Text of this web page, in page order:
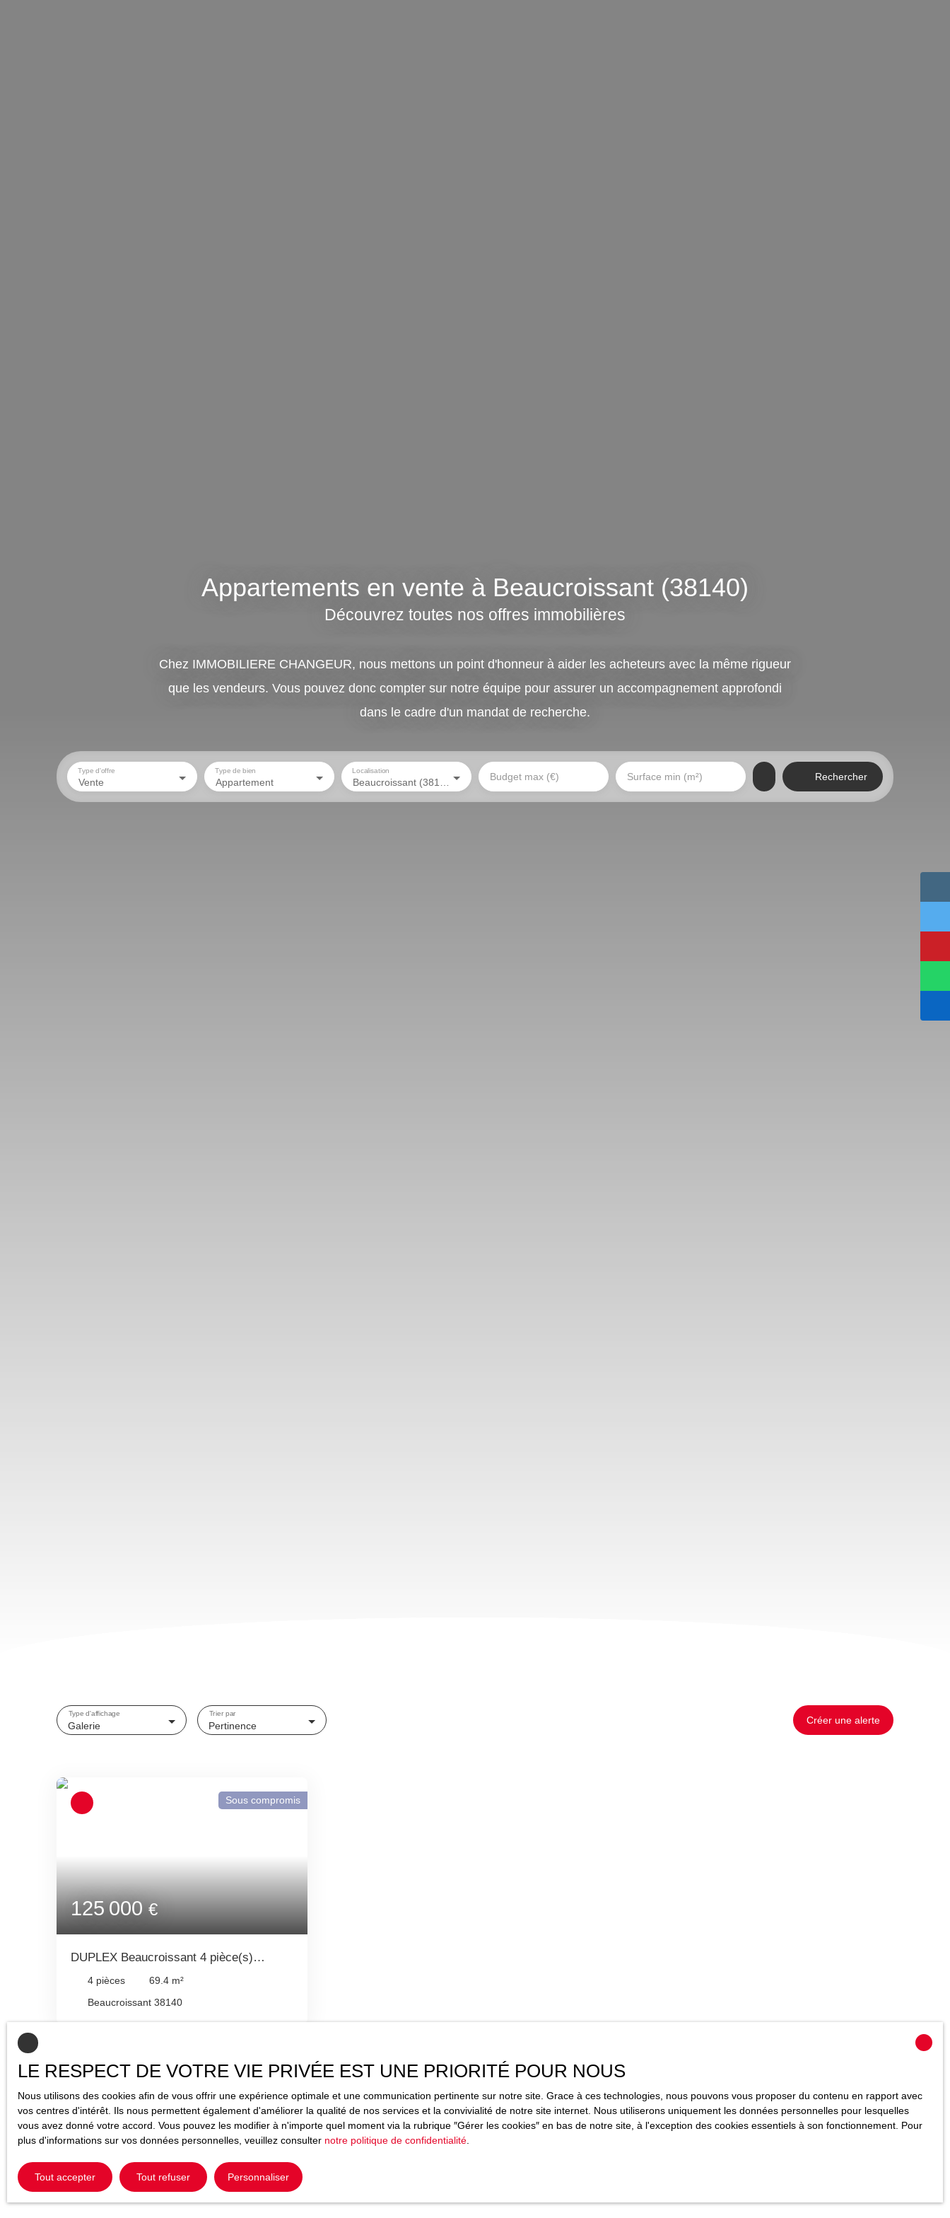
Appartements en vente à Beaucroissant (38140)
Découvrez toutes nos offres immobilières
Chez IMMOBILIERE CHANGEUR, nous mettons un point d'honneur à aider les acheteurs avec la même rigueur
que les vendeurs. Vous pouvez donc compter sur notre équipe pour assurer un accompagnement approfondi
dans le cadre d'un mandat de recherche.
Vente
Type d'offre
Appartement
Type de bien Localisation
Budget max (€) Surface min (m²) Rechercher
Galerie
Type d'affichage
Pertinence
Trier par
Créer une alerte
125 000€
Sous compromis
DUPLEX Beaucroissant 4 pièce(s)
69.4M² AVEC TERRASSE GARAGE ET
4 pièces 69.4 m²
Beaucroissant 38140
LE RESPECT DE VOTRE VIE PRIVÉE EST UNE PRIORITÉ POUR NOUS
Nous utilisons des cookies afin de vous offrir une expérience optimale et une communication pertinente sur notre site. Grace à ces technologies, nous pouvons vous proposer du contenu en rapport avec
vos centres d'intérêt. Ils nous permettent également d'améliorer la qualité de nos services et la convivialité de notre site internet. Nous utiliserons uniquement les données personnelles pour lesquelles
vous avez donné votre accord. Vous pouvez les modifier à n'importe quel moment via la rubrique ″Gérer les cookies″ en bas de notre site, à l'exception des cookies essentiels à son fonctionnement. Pour
plus d'informations sur vos données personnelles, veuillez consulter notre politique de confidentialité
Tout accepter Tout refuser Personnaliser